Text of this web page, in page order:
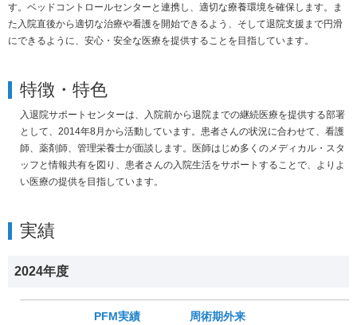
す。ベッドコントロールセンターと連携し、適切な療養環境を確保します。ま
た入院直後から適切な治療や看護を開始できるよう、そして退院支援まで円滑
にできるように、安心・安全な医療を提供することを目指しています。
特徴・特色
入退院サポートセンターは、入院前から退院までの継続医療を提供する部署
として、2014年8月から活動しています。患者さんの状況に合わせて、看護
師、薬剤師、管理栄養士が面談します。医師はじめ多くのメディカル・スタ
ッフと情報共有を図り、患者さんの入院生活をサポートすることで、よりよ
い医療の提供を目指しています。
実績
2024年度
PFM実績 周術期外来